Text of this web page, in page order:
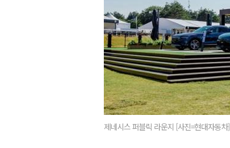
제네시스 퍼블릭 라운지 [사진=현대자동차]